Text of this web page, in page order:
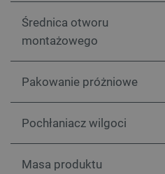
Średnica otworu
montażowego
Pakowanie próżniowe
Pochłaniacz wilgoci
Masa produktu
Polityce prywatności Google